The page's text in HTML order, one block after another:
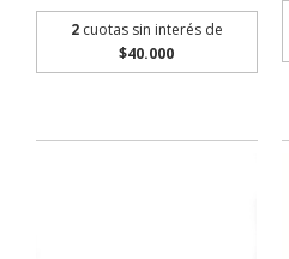
2 cuotas sin interés de
$40.000